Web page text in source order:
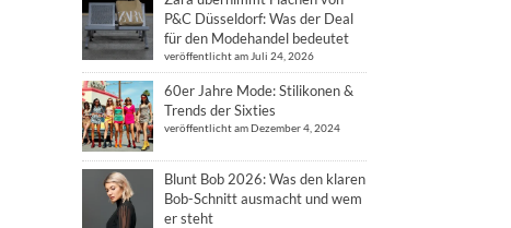
P&C Düsseldorf: Was der Deal
für den Modehandel bedeutet
veröffentlicht am Juli 24, 2026
60er Jahre Mode: Stilikonen &
Trends der Sixties
veröffentlicht am Dezember 4, 2024
Blunt Bob 2026: Was den klaren
Bob-Schnitt ausmacht und wem
er steht